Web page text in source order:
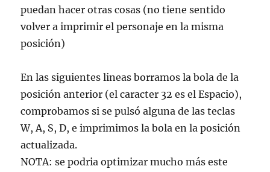
puedan hacer otras cosas (no tiene sentido
volver a imprimir el personaje en la misma
posición)
En las siguientes lineas borramos la bola de la
posición anterior (el caracter 32 es el Espacio),
comprobamos si se pulsó alguna de las teclas
W, A, S, D, e imprimimos la bola en la posición
actualizada.
NOTA: se podria optimizar mucho más este